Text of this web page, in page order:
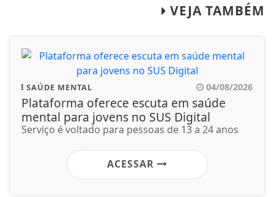
VEJA TAMBÉM
SAÚDE MENTAL 04/08/2026
Plataforma oferece escuta em saúde
mental para jovens no SUS Digital
Serviço é voltado para pessoas de 13 a 24 anos
ACESSAR